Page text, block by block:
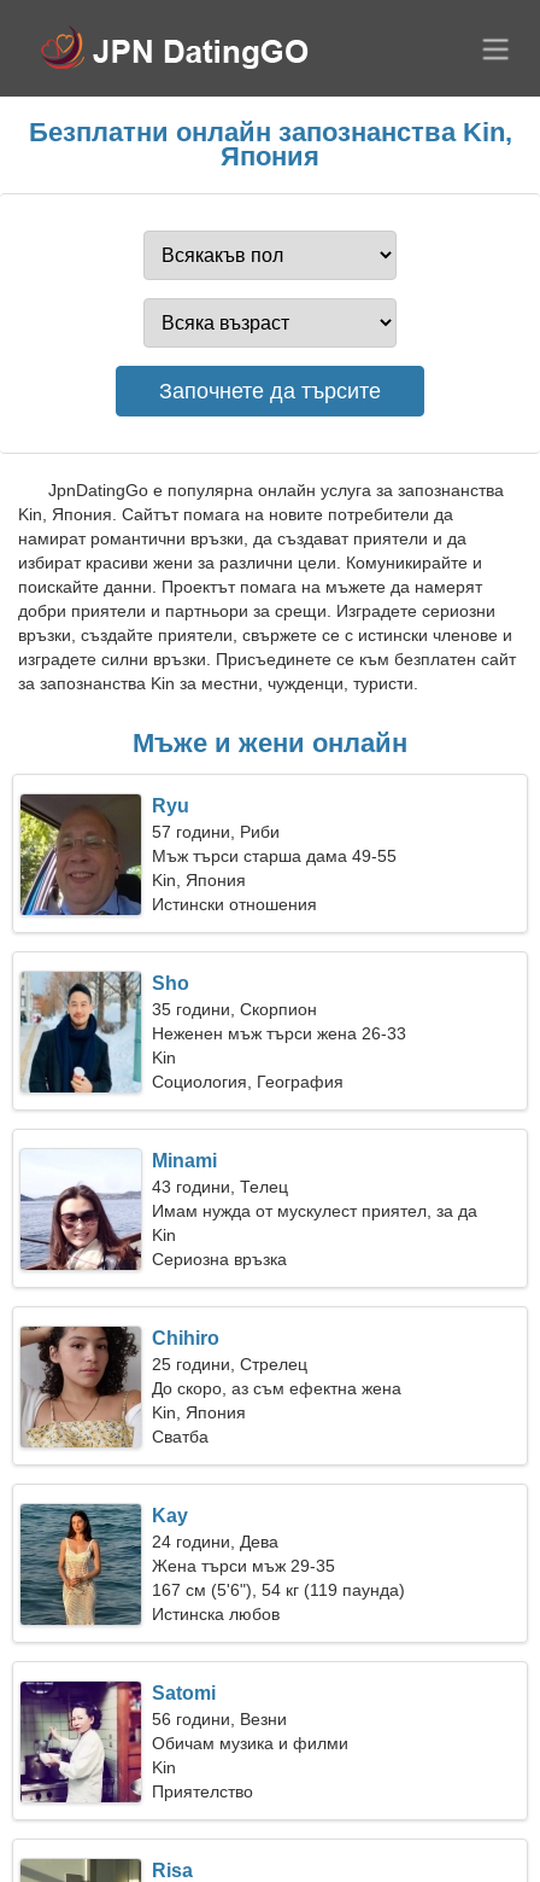
Безплатни онлайн запознанства Kin,
Япония
JpnDatingGo е популярна онлайн услуга за запознанства
Kin, Япония. Сайтът помага на новите потребители да
намират романтични връзки, да създават приятели и да
избират красиви жени за различни цели. Комуникирайте и
поискайте данни. Проектът помага на мъжете да намерят
добри приятели и партньори за срещи. Изградете сериозни
връзки, създайте приятели, свържете се с истински членове и
изградете силни връзки. Присъединете се към безплатен сайт
за запознанства Kin за местни, чужденци, туристи.
Мъже и жени онлайн
Ryu
57 години, Риби
Мъж търси старша дама 49-55
Kin, Япония
Истински отношения
Sho
35 години, Скорпион
Неженен мъж търси жена 26-33
Kin
Социология, География
Minami
43 години, Телец
Имам нужда от мускулест приятел, за да
танцуваме заедно
Kin
Сериозна връзка
Chihiro
25 години, Стрелец
До скоро, аз съм ефектна жена
Kin, Япония
Сватба
Kay
24 години, Дева
Жена търси мъж 29-35
167 см (5'6"), 54 кг (119 паунда)
Истинска любов
Satomi
56 години, Везни
Обичам музика и филми
Kin
Приятелство
Risa